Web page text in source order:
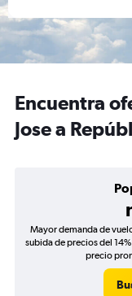
Encuentra
Jose a
Mayor demanda de
subida de precios del
precio